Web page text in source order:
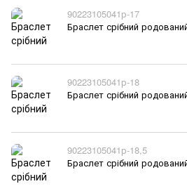
90223105041р-17
Браслет срібний
90223105041р-18
Браслет срібний
90223105041р-18,5
Браслет срібний